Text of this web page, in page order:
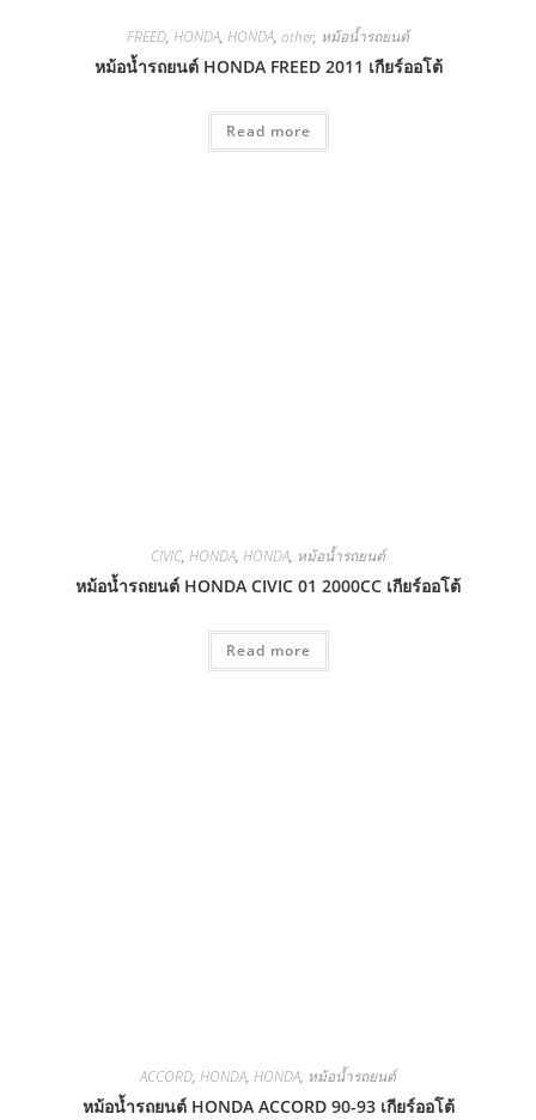
FREED, HONDA, HONDA, other, หม้อน้ำรถยนต์
หม้อน้ำรถยนต์ HONDA FREED 2011 เกียร์ออโต้
Read more
CIVIC, HONDA, HONDA, หม้อน้ำรถยนต์
หม้อน้ำรถยนต์ HONDA CIVIC 01 2000CC เกียร์ออโต้
Read more
ACCORD, HONDA, HONDA, หม้อน้ำรถยนต์
หม้อน้ำรถยนต์ HONDA ACCORD 90-93 เกียร์ออโต้